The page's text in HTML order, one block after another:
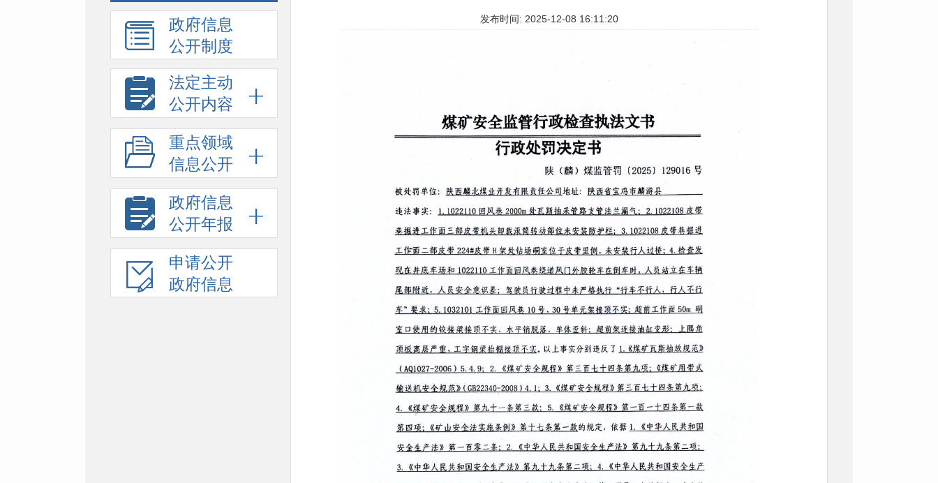
政府信息
公开制度
法定主动
公开内容
重点领域
信息公开
政府信息
公开年报
申请公开
政府信息
发布时间: 2025-12-08 16:11:20